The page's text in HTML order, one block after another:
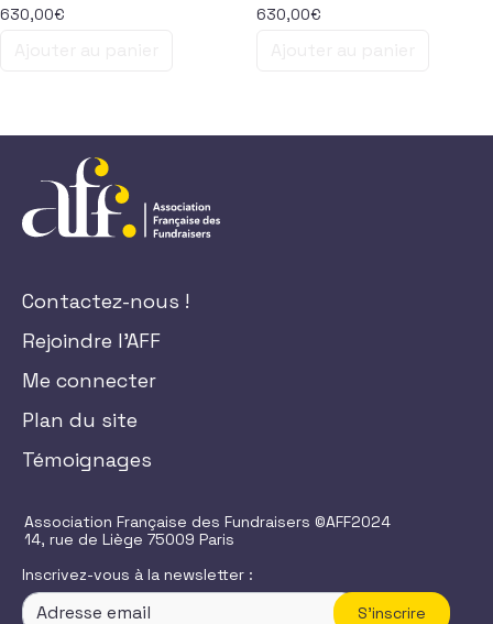
630,00€
630,00€
Contactez-nous !
Rejoindre l'AFF
Me connecter
Plan du site
Témoignages
Association Française des Fundraisers ©AFF2024
14, rue de Liège 75009 Paris
Inscrivez-vous à la newsletter :
S'inscrire